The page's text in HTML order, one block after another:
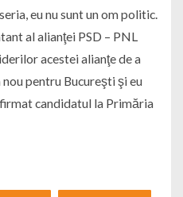
eu nu sunt un om politic.
al alianţei PSD – PNL
acestei alianţe de a
pentru Bucureşti şi eu
candidatul la Primăria